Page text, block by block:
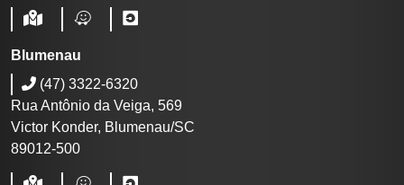
Blumenau
(47) 3322-6320
Rua Antônio da Veiga, 569
Victor Konder, Blumenau/SC
89012-500